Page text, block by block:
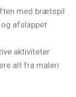
med brætspil
og afslappet
aktiviteter
alt fra maleri